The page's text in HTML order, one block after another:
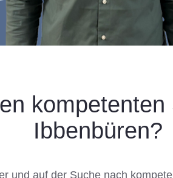
Ibbenbüren?
und auf der Suche nach